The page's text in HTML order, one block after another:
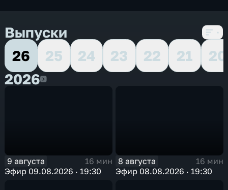
Выпуски
26
25 24 23 22 21
20
20262026
9 августа
16 мин
Эфир 09.08.2026 · 19:30
8 августа
16 мин
Эфир 08.08.2026 · 19:30